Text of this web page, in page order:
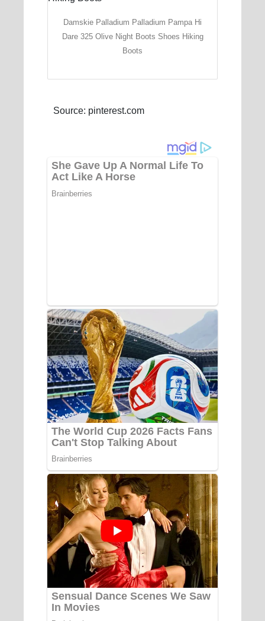
Damskie Palladium Palladium Pampa Hi
Dare 325 Olive Night Boots Shoes Hiking
Boots
Source: pinterest.com